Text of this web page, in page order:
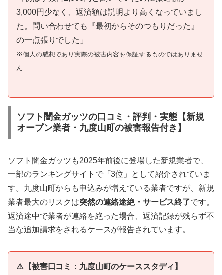
3,000円少なく、返済額は説明より高くなっていまし
た。問い合わせても『最初からそのつもりだった』
の一点張りでした」
※個人の感想であり実際の被害内容を保証するものではありませ
ん
ソフト闇金ガッツの口コミ・評判・実態【新規
オープン業者・九度山町の被害報告付き】
ソフト闇金ガッツも2025年前後に登場した新規業者で、
一部のランキングサイトで「3位」として紹介されていま
す。九度山町からも申込みが増えている業者ですが、新規
業者最大のリスクは突然の連絡途絶・サービス終了です。
返済途中で業者が連絡を絶った場合、返済記録が残らず不
当な追加請求をされるケースが報告されています。
⚠️【被害口コミ：九度山町のケーススタディ】